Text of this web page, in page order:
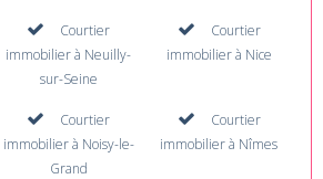
Courtier
immobilier à Neuilly-
sur-Seine
Courtier
immobilier à Nice
Courtier
immobilier à Noisy-le-
Grand
Courtier
immobilier à Nîmes